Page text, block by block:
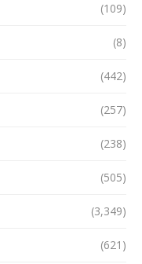
(109)
(8)
(442)
(257)
(238)
(505)
(3,349)
(621)